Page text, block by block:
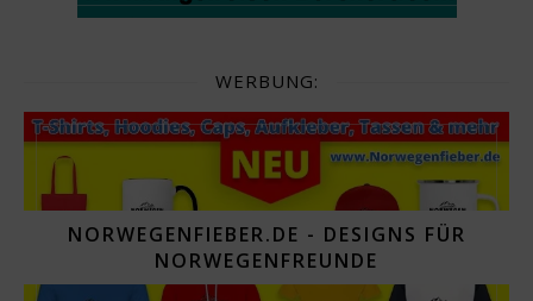
WERBUNG:
NORWEGENFIEBER.DE - DESIGNS FÜR
NORWEGENFREUNDE